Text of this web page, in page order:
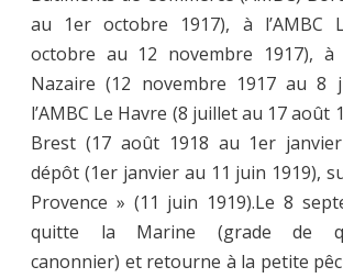
au 1er octobre 1917), à l’AMBC
octobre au 12 novembre 1917), à
Nazaire (12 novembre 1917 au 8
l’AMBC Le Havre (8 juillet au 17 août
Brest (17 août 1918 au 1er
dépôt (1er janvier au 11 juin 1919),
Provence » (11 juin 1919).Le 8
quitte la Marine (grade de
canonnier) et retourne à la petite